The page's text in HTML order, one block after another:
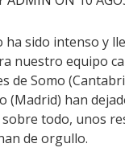
ha sido intenso y
nuestro equipo
de Somo
(Madrid) han
todo, unos
de orgullo.